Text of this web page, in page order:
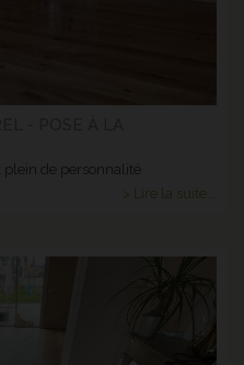
de personnalité
> Lire la suite...